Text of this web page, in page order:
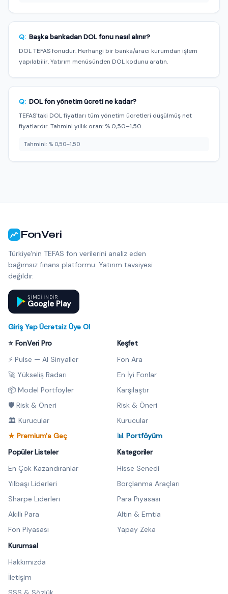
Q: Başka bankadan DOL fonu nasıl alınır?
DOL TEFAS fonudur. Herhangi bir banka/aracı kurumdan işlem
yapılabilir. Yatırım menüsünden DOL kodunu aratın.
Q: DOL fon yönetim ücreti ne kadar?
TEFAS'taki DOL fiyatları tüm yönetim ücretleri düşülmüş net
fiyatlardır. Tahmini yıllık oran: % 0,50–1,50.
Tahmini: % 0,50–1,50
FonVeri
Türkiye'nin TEFAS fon verilerini analiz eden
bağımsız finans platformu. Yatırım tavsiyesi
değildir.
ŞIMDI INDIR
Google Play
Giriş Yap·Ücretsiz Üye Ol
⭐ FonVeri Pro
⚡ Pulse — AI Sinyaller
🚀 Yükseliş Radarı
📦 Model Portföyler
🛡️ Risk & Öneri
🏛️ Kurucular
★ Premium'a Geç
Keşfet
Fon Ara
En İyi Fonlar
Karşılaştır
Risk & Öneri
Kurucular
📊 Portföyüm
Popüler Listeler
En Çok Kazandıranlar
Yılbaşı Liderleri
Sharpe Liderleri
Akıllı Para
Fon Piyasası
Kategoriler
Hisse Senedi
Borçlanma Araçları
Para Piyasası
Altın & Emtia
Yapay Zeka
Kurumsal
Hakkımızda
İletişim